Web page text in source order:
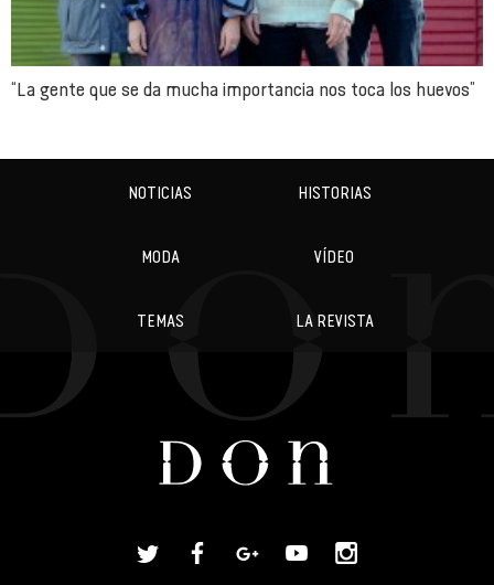
“La gente que se da mucha importancia nos toca los huevos”
NOTICIAS HISTORIAS
MODA VÍDEO
TEMAS LA REVISTA